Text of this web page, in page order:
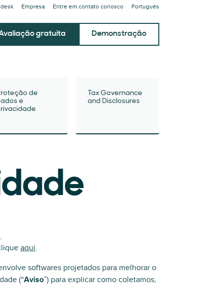
Empresa Entre em contato conosco Português
gratuita Demonstração
de
e
Tax Governance
and Disclosures
.
aqui.
softwares projetados para melhorar o
(“Aviso”) para explicar como coletamos,